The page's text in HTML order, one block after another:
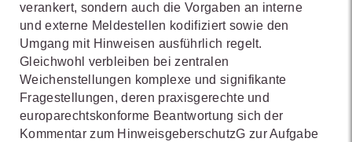
verankert, sondern auch die Vorgaben an interne
und externe Meldestellen kodifiziert sowie den
Umgang mit Hinweisen ausführlich regelt.
Gleichwohl verbleiben bei zentralen
Weichenstellungen komplexe und signifikante
Fragestellungen, deren praxisgerechte und
europarechtskonforme Beantwortung sich der
Kommentar zum HinweisgeberschutzG zur Aufgabe